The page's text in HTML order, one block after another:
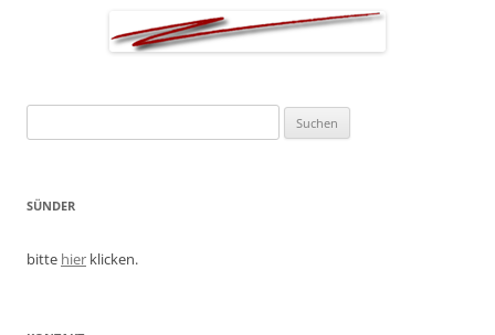
nach:
SÜNDER
bitte hier klicken.